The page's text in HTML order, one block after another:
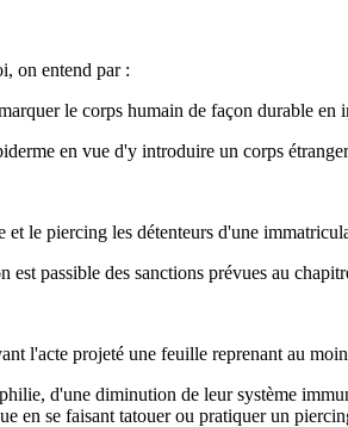
on entend par :
le corps humain de façon durable en
en vue d'y introduire un corps
et le piercing les détenteurs d'une
est passible des sanctions prévues au
l'acte projeté une feuille reprenant au
d'une diminution de leur système
en se faisant tatouer ou pratiquer un